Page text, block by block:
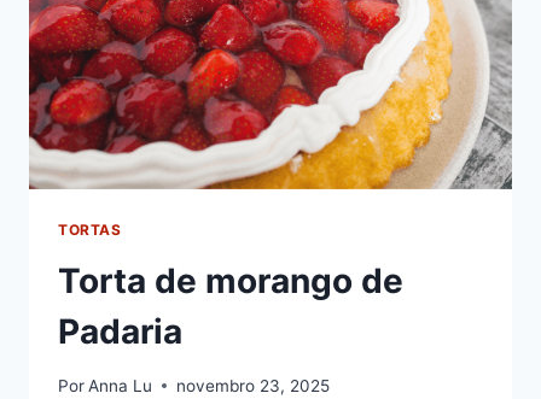
TORTAS
Torta de morango de
Padaria
PorAnna Lu novembro 23, 2025